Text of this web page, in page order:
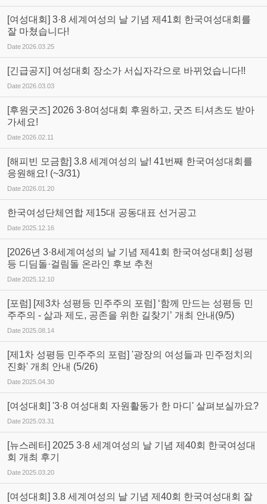
[여성대회] 3·8 세계여성의 날 기념 제41회 한국여성대회를
잘 마쳤습니다!
Date2026.03.25
[긴급공지] 여성대회 장소가 서십자각으로 바뀌었습니다!!
Date2026.03.03
[후원굿즈] 2026 3·8여성대회 후원하고, 굿즈 티셔츠도 받아
가세요!
Date2026.02.11
[해피빈 모금함] 3.8 세계여성의 날! 41번째 한국여성대회를
응원해요! (~3/31)
Date2026.01.20
한국여성단체연합 제15대 공동대표 선거공고
Date2025.12.16
[2026년 3·8세계여성의 날 기념 제41회 한국여성대회] 성평
등 디딤돌·걸림돌 온라인 후보 추천
Date2025.12.10
[포럼] [제3차 성평등 민주주의 포럼] ‘함께 만드는 성평등 민
주주의 - 삶과 제도, 공존을 위한 길찾기’ 개최 안내(9/5)
Date2025.08.14
[제1차 성평등 민주주의 포럼] '광장의 여성들과 민주정치의
진화' 개최 안내 (5/26)
Date2025.04.30
[여성대회] '3·8 여성대회 자원활동가 한 마디' 살펴보실까요?
Date2025.03.31
[뉴스레터] 2025 3·8 세계여성의 날 기념 제40회 한국여성대
회 개최 후기
Date2025.03.20
[여성대회] 3.8 세계여성의 날 기념 제40회 한국여성대회 잘